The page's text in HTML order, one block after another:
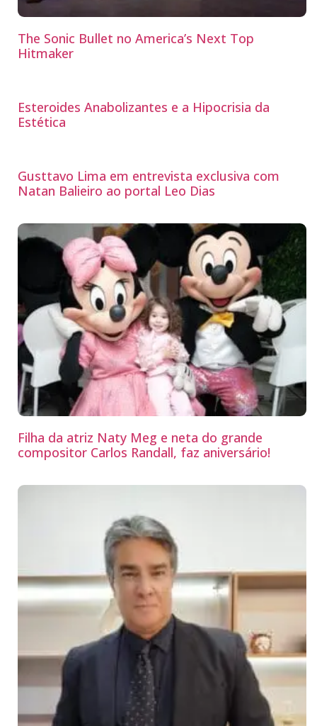
The Sonic Bullet no America’s Next Top
Hitmaker
Esteroides Anabolizantes e a Hipocrisia da
Estética
Gusttavo Lima em entrevista exclusiva com
Natan Balieiro ao portal Leo Dias
Filha da atriz Naty Meg e neta do grande
compositor Carlos Randall, faz aniversário!